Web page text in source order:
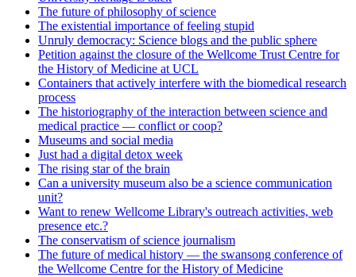
The future of philosophy of science
The existential importance of feeling stupid
Unruly democracy: Science blogs and the public sphere
Petition against the closure of the Wellcome Trust Centre for
the History of Medicine at UCL
Containers that actively interfere with the biomedical research
process
The historiography of the interaction between science and
medical practice — conflict or coop?
Museums and social media
Just had a digital detox week
The rising star of the brain
Can a university museum also be a science communication
unit?
Want to renew Wellcome Library's outreach activities, web
presence etc.?
The conservatism of science journalism
The future of medical history — the swansong conference of
the Wellcome Centre for the History of Medicine